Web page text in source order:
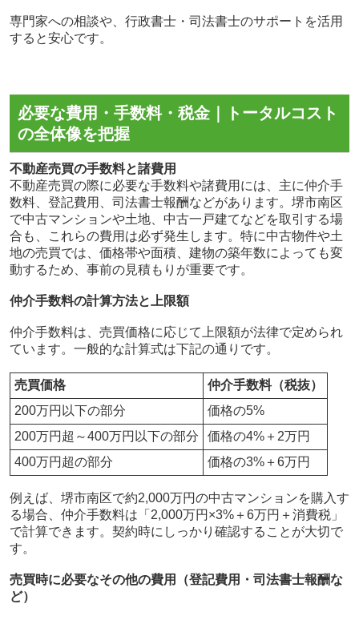
専門家への相談や、行政書士・司法書士のサポートを活用
すると安心です。
必要な費用・手数料・税金｜トータルコスト
の全体像を把握
不動産売買の手数料と諸費用
不動産売買の際に必要な手数料や諸費用には、主に仲介手
数料、登記費用、司法書士報酬などがあります。堺市南区
で中古マンションや土地、中古一戸建てなどを取引する場
合も、これらの費用は必ず発生します。特に中古物件や土
地の売買では、価格帯や面積、建物の築年数によっても変
動するため、事前の見積もりが重要です。
仲介手数料の計算方法と上限額
仲介手数料は、売買価格に応じて上限額が法律で定められ
ています。一般的な計算式は下記の通りです。
売買価格
仲介手数料（税抜）
200万円以下の部分
価格の5%
200万円超～400万円以下の部分
価格の4%＋2万円
400万円超の部分
価格の3%＋6万円
例えば、堺市南区で約2,000万円の中古マンションを購入す
る場合、仲介手数料は「2,000万円×3%＋6万円＋消費税」
で計算できます。契約時にしっかり確認することが大切で
す。
売買時に必要なその他の費用（登記費用・司法書士報酬な
ど）